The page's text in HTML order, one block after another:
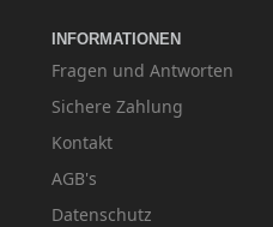
INFORMATIONEN
Fragen und Antworten
Sichere Zahlung
Kontakt
AGB's
Datenschutz